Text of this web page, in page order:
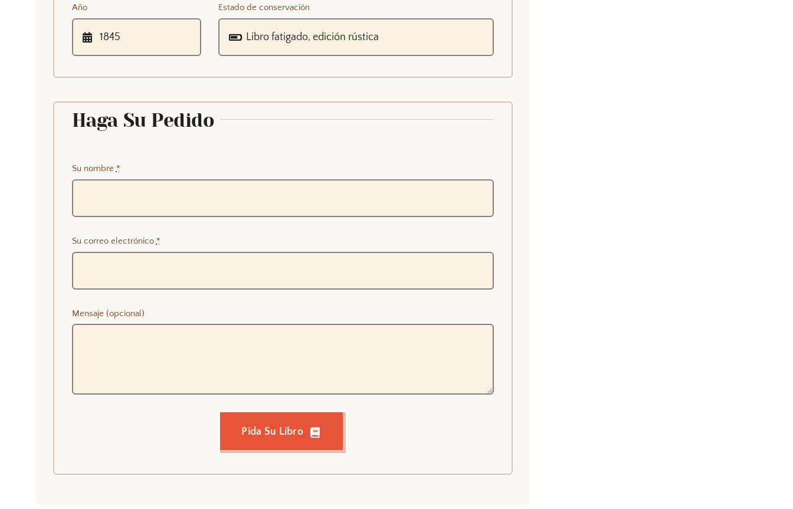
Año Estado de conservación
Haga Su Pedido
Su nombre *
Su correo electrónico *
Mensaje (opcional)
Pida Su Libro